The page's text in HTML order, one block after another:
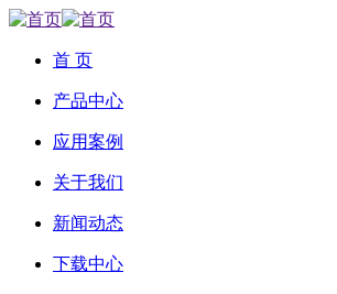
首 页
产品中心
应用案例
关于我们
新闻动态
下载中心